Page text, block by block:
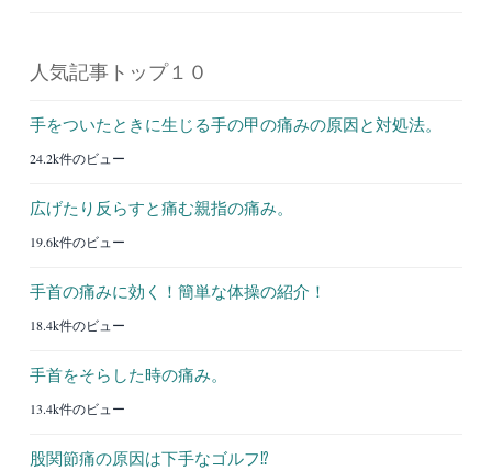
人気記事トップ１０
手をついたときに生じる手の甲の痛みの原因と対処法。
24.2k件のビュー
広げたり反らすと痛む親指の痛み。
19.6k件のビュー
手首の痛みに効く！簡単な体操の紹介！
18.4k件のビュー
手首をそらした時の痛み。
13.4k件のビュー
股関節痛の原因は下手なゴルフ⁉︎